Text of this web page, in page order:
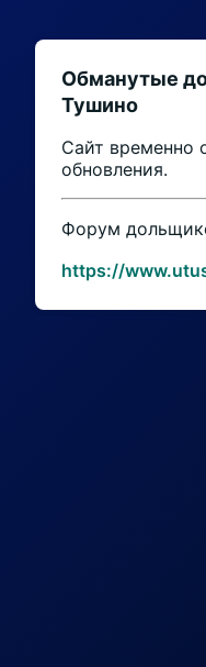
Обманутые
Тушино
Сайт временно
обновления.
Форум
https://